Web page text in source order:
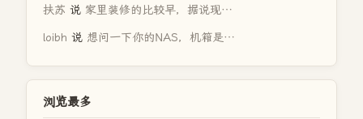
扶苏 说 家里装修的比较早，据说现…
loibh 说 想问一下你的NAS，机箱是…
浏览最多